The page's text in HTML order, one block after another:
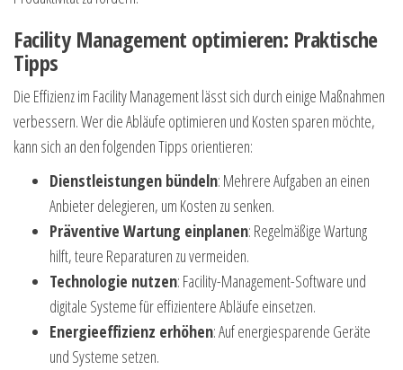
Facility Management optimieren: Praktische
Tipps
Die Effizienz im Facility Management lässt sich durch einige Maßnahmen
verbessern. Wer die Abläufe optimieren und Kosten sparen möchte,
kann sich an den folgenden Tipps orientieren:
Dienstleistungen bündeln: Mehrere Aufgaben an einen
Anbieter delegieren, um Kosten zu senken.
Präventive Wartung einplanen: Regelmäßige Wartung
hilft, teure Reparaturen zu vermeiden.
Technologie nutzen: Facility-Management-Software und
digitale Systeme für effizientere Abläufe einsetzen.
Energieeffizienz erhöhen: Auf energiesparende Geräte
und Systeme setzen.